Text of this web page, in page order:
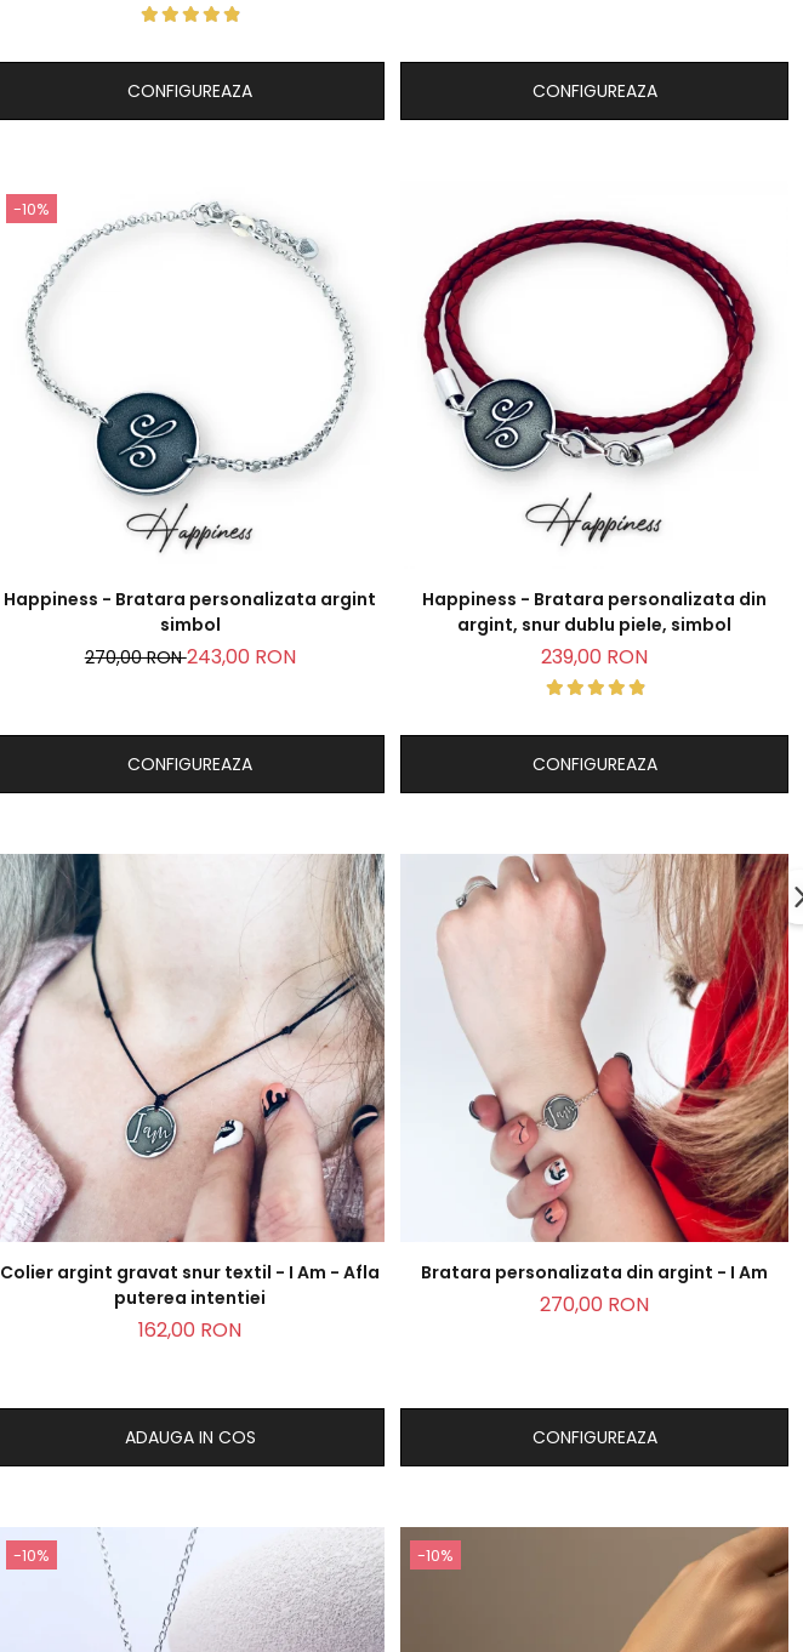
CONFIGUREAZA CONFIGUREAZA
-10%
Happiness - Bratara personalizata argint
simbol
270,00 RON243,00 RON
CONFIGUREAZA
Happiness - Bratara personalizata din
argint, snur dublu piele, simbol
239,00 RON
CONFIGUREAZA
Colier argint gravat snur textil - I Am - Afla
puterea intentiei
162,00 RON
ADAUGA IN COS
Bratara personalizata din argint - I Am
270,00 RON
CONFIGUREAZA
-10% -10%